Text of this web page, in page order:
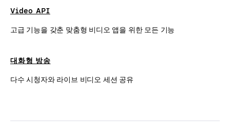
Video API
고급 기능을 갖춘 맞춤형 비디오 앱을 위한 모든 기능
대화형 방송
다수 시청자와 라이브 비디오 세션 공유